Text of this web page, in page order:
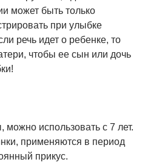
может быть только
при улыбке
речь идет о ребенке, то
чтобы ее сын или дочь
можно использовать с 7 лет.
применяются в период
прикус.